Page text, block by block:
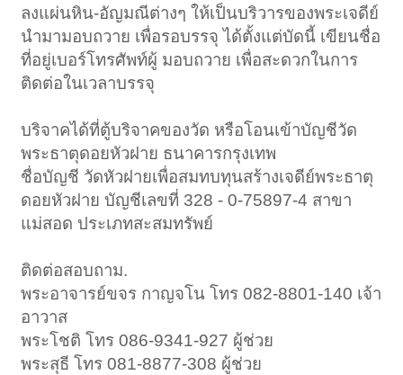
ลงแผ่นหิน-อัญมณีต่างๆ ให้เป็นบริวารของพระเจดีย์
นำมามอบถวาย เพื่อรอบรรจุ ได้ตั้งแต่บัดนี้ เขียนชื่อ
ที่อยู่เบอร์โทรศัพท์ผู้ มอบถวาย เพื่อสะดวกในการ
ติดต่อในเวลาบรรจุ
บริจาคได้ที่ตู้บริจาคของวัด หรือโอนเข้าบัญชีวัด
พระธาตุดอยหัวฝาย ธนาคารกรุงเทพ
ชื่อบัญชี วัดหัวฝายเพื่อสมทบทุนสร้างเจดีย์พระธาตุ
ดอยหัวฝาย บัญชีเลขที่ 328 - 0-75897-4 สาขา
แม่สอด ประเภทสะสมทรัพย์
ติดต่อสอบถาม.
พระอาจารย์ขจร กาญจโน โทร 082-8801-140 เจ้า
อาวาส
พระโชติ โทร 086-9341-927 ผู้ช่วย
พระสุธี โทร 081-8877-308 ผู้ช่วย